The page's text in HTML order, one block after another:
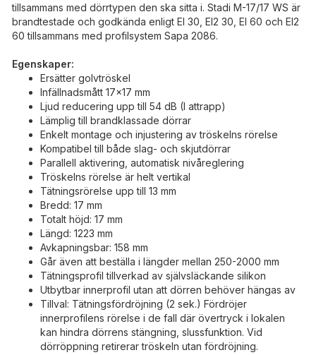
tillsammans med dörrtypen den ska sitta i. Stadi M-17/17 WS är
brandtestade och godkända enligt EI 30, EI2 30, EI 60 och EI2
60 tillsammans med profilsystem Sapa 2086.
Egenskaper:
Ersätter golvtröskel
Infällnadsmått 17x17 mm
Ljud reducering upp till 54 dB (I attrapp)
Lämplig till brandklassade dörrar
Enkelt montage och injustering av tröskelns rörelse
Kompatibel till både slag- och skjutdörrar
Parallell aktivering, automatisk nivåreglering
Tröskelns rörelse är helt vertikal
Tätningsrörelse upp till 13 mm
Bredd: 17 mm
Totalt höjd: 17 mm
Längd: 1223 mm
Avkapningsbar: 158 mm
Går även att beställa i längder mellan 250-2000 mm
Tätningsprofil tillverkad av självsläckande silikon
Utbytbar innerprofil utan att dörren behöver hängas av
Tillval: Tätningsfördröjning (2 sek.) Fördröjer
innerprofilens rörelse i de fall där övertryck i lokalen
kan hindra dörrens stängning, slussfunktion. Vid
dörröppning retirerar tröskeln utan fördröjning.